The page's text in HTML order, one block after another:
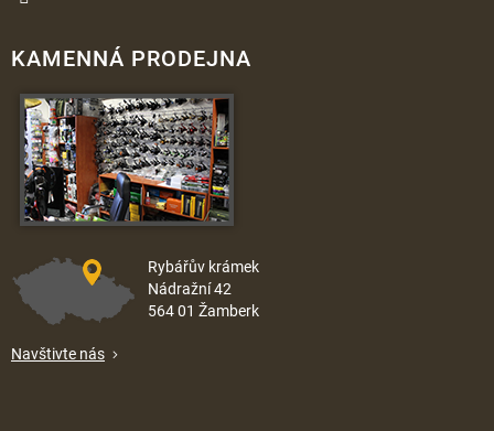
KAMENNÁ PRODEJNA
Rybářův krámek
Nádražní 42
564 01 Žamberk
Navštivte nás